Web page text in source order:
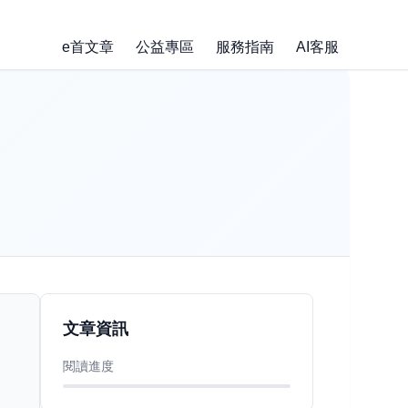
e首文章 公益專區 服務指南 AI客服
文章資訊
閱讀進度